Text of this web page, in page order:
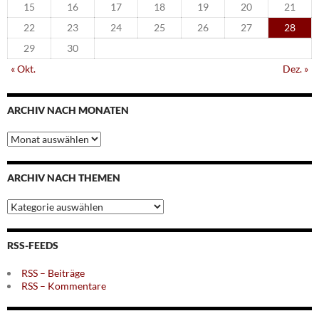
15
16 17 18 19 20
21
22
23 24 25 26 27
28
29
30
« Okt.
Dez. »
ARCHIV NACH MONATEN
Archiv
nach
Monaten
ARCHIV NACH THEMEN
Archiv
nach
Themen
RSS-FEEDS
RSS – Beiträge
RSS – Kommentare